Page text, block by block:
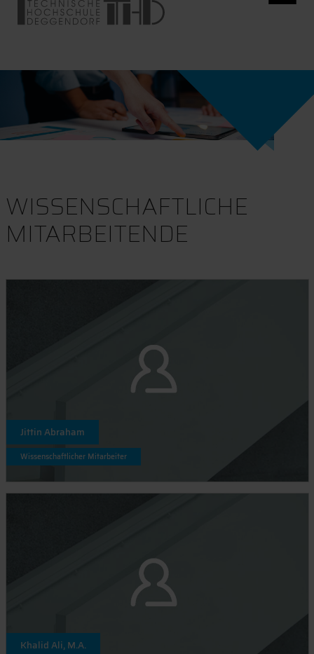
WISSENSCHAFTLICHE
MITARBEITENDE
Jittin Abraham
Wissenschaftlicher Mitarbeiter
Khalid Ali, M.A.